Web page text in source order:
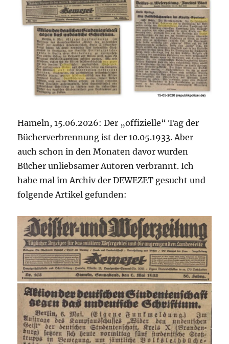
Hameln, 15.06.2026: Der „offizielle“ Tag der
Bücherverbrennung ist der 10.05.1933. Aber
auch schon in den Monaten davor wurden
Bücher unliebsamer Autoren verbrannt. Ich
habe mal im Archiv der DEWEZET gesucht und
folgende Artikel gefunden: